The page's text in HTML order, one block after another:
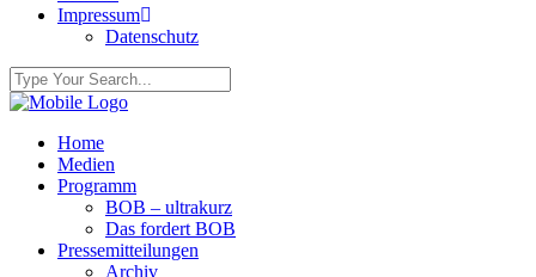
Impressum
Datenschutz
Home
Medien
Programm
BOB – ultrakurz
Das fordert BOB
Pressemitteilungen
Archiv